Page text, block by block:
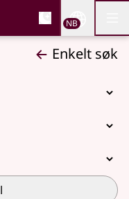
og
NB
Enkelt søk